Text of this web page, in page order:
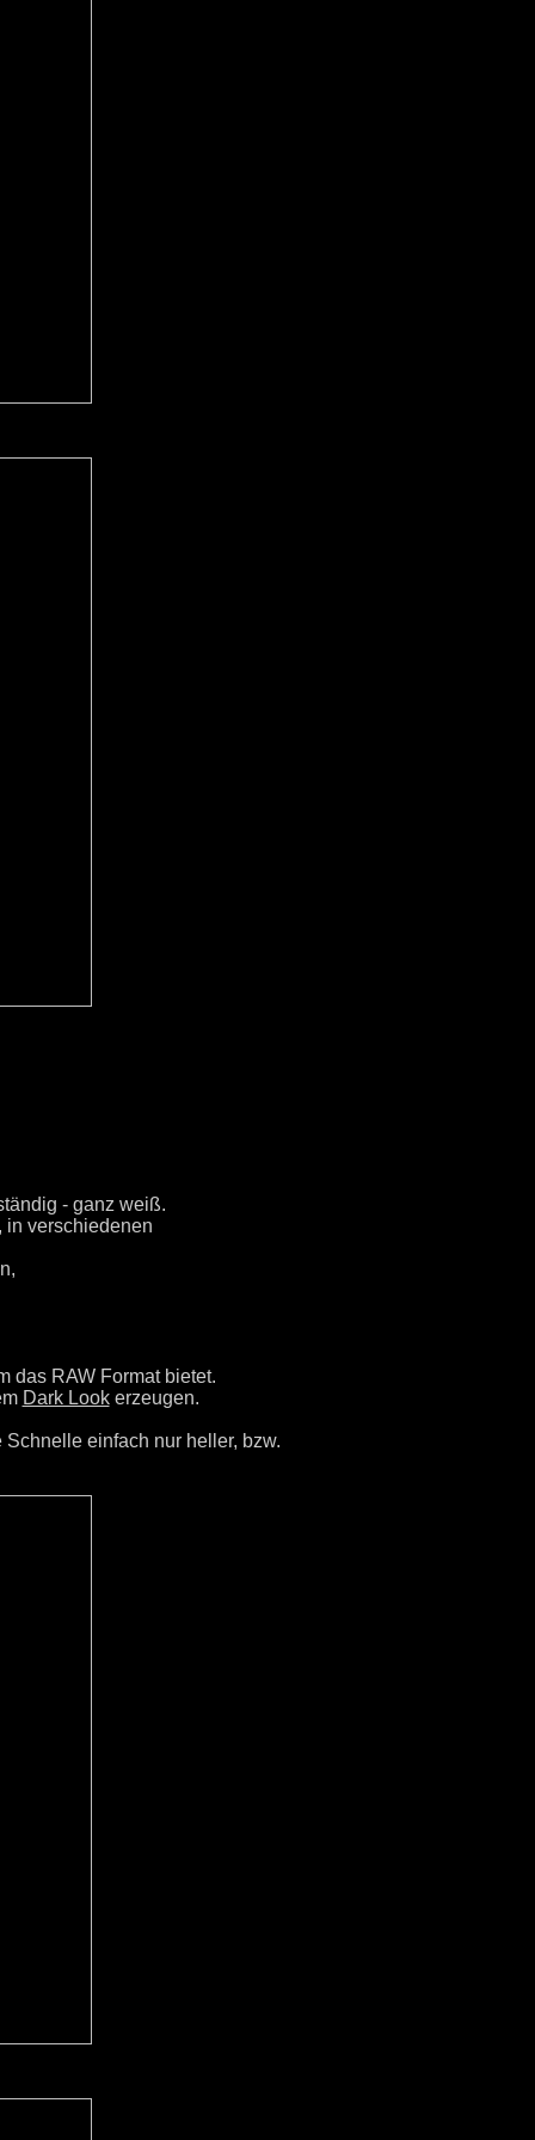
- ganz weiß.
in verschiedenen
das RAW Format bietet.
Dark Lookerzeugen.
einfach nur heller, bzw.